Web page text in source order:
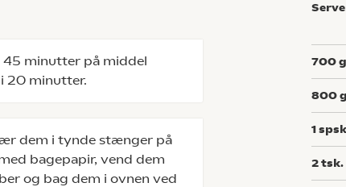
45 minutter på middel
20 minutter.
dem i tynde stænger på
bagepapir, vend dem
og bag dem i ovnen ved
700g
800g
1
2tsk.